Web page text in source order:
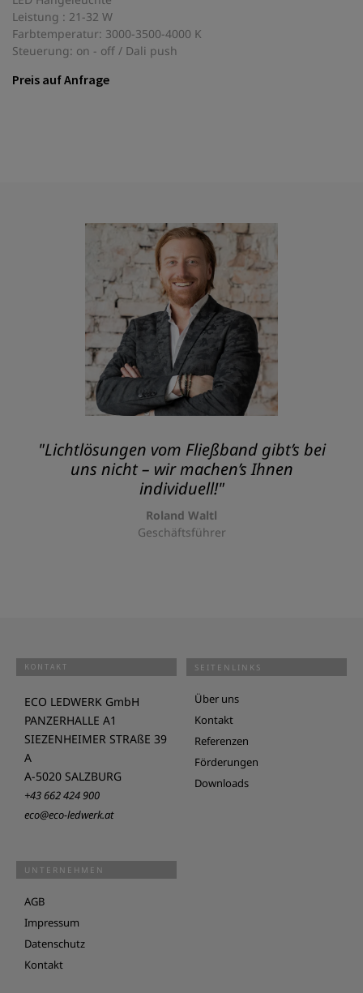
Leistung : 21-32 W
Farbtemperatur: 3000-3500-4000 K
Steuerung: on - off / Dali push
Preis auf Anfrage
"Lichtlösungen vom Fließband gibt’s bei
uns nicht – wir machen’s Ihnen
individuell!"
Roland Waltl
Geschäftsführer
KONTAKT
ECO LEDWERK GmbH
PANZERHALLE A1
SIEZENHEIMER STRAßE 39
A
A-5020 SALZBURG
+43 662 424 900
eco@eco-ledwerk.at
SEITENLINKS
Über uns
Kontakt
Referenzen
Förderungen
Downloads
UNTERNEHMEN
AGB
Impressum
Datenschutz
Kontakt